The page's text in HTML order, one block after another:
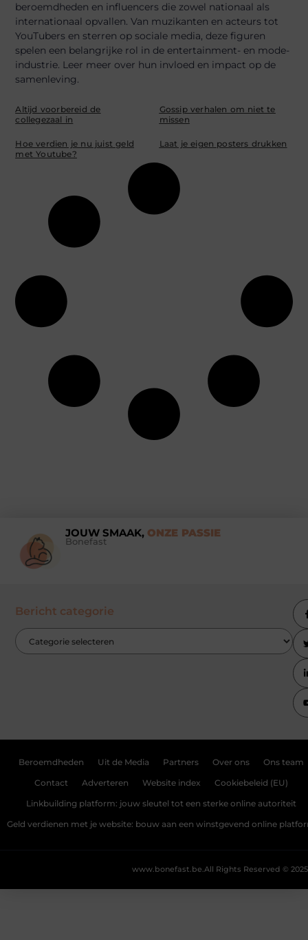
beroemdheden en influencers die zowel nationaal als
internationaal opvallen. Van muzikanten en acteurs tot
YouTubers en sterren op sociale media, deze figuren
spelen een belangrijke rol in de entertainment- en mode-
industrie. Leer meer over hun invloed en impact op de
samenleving.
Altijd voorbereid de
collegezaal in
Gossip verhalen om niet te
missen
Hoe verdien je nu juist geld
met Youtube?
Laat je eigen posters drukken
JOUW SMAAK, ONZE PASSIE
Bonefast
Bericht categorie
Beroemdheden Uit de Media Partners Over ons Ons team
Contact Adverteren Website index Cookiebeleid (EU)
Linkbuilding platform: jouw sleutel tot een sterke online autoriteit
Geld verdienen met je website: bouw aan een winstgevend online
All Rights Reserved © 2025
www.bonefast.be.